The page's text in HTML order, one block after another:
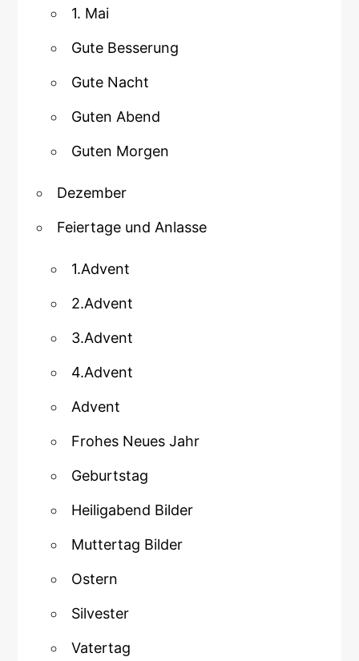
1. Mai
Gute Besserung
Gute Nacht
Guten Abend
Guten Morgen
Dezember
Feiertage und Anlasse
1.Advent
2.Advent
3.Advent
4.Advent
Advent
Frohes Neues Jahr
Geburtstag
Heiligabend Bilder
Muttertag Bilder
Ostern
Silvester
Vatertag